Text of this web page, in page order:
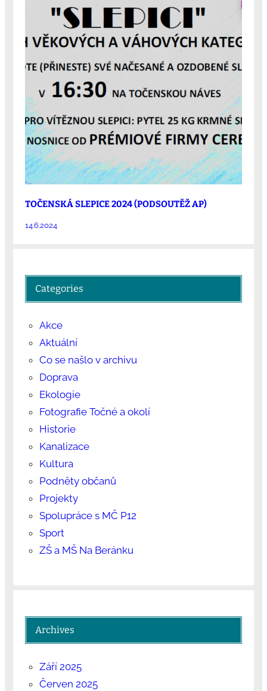
TOČENSKÁ SLEPICE 2024 (PODSOUTĚŽ AP)
14.6.2024
Categories
Akce
Aktuální
Co se našlo v archivu
Doprava
Ekologie
Fotografie Točné a okolí
Historie
Kanalizace
Kultura
Podněty občanů
Projekty
Spolupráce s MČ P12
Sport
ZŠ a MŠ Na Beránku
Archives
Září 2025
Červen 2025